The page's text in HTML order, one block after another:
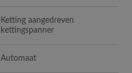
Ketting aangedreven
kettingspanner
Automaat